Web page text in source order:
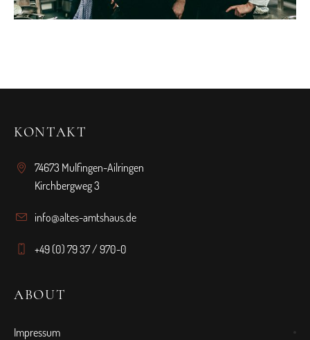
KONTAKT
74673 Mulfingen-Ailringen
Kirchbergweg 3
info@altes-amtshaus.de
+49 (0) 79 37 / 970-0
ABOUT
Impressum